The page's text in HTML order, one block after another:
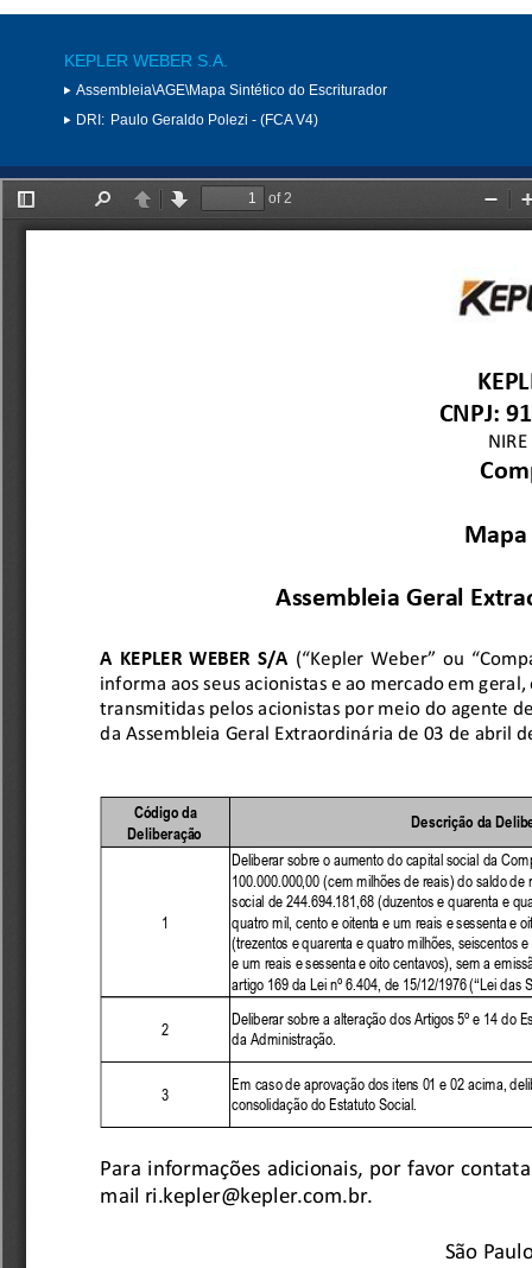
KEPLER WEBER S.A.
Assembleia\AGE\Mapa Sintético do Escriturador
DRI: Paulo Geraldo Polezi - (FCA V4)